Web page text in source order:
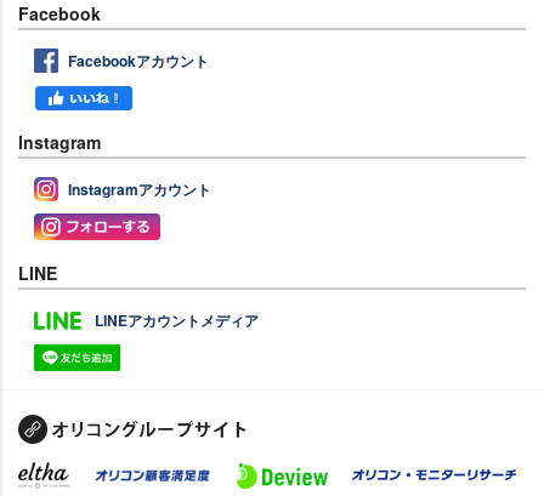
Facebook
Facebookアカウント
Instagram
Instagramアカウント
LINE
LINEアカウントメディア